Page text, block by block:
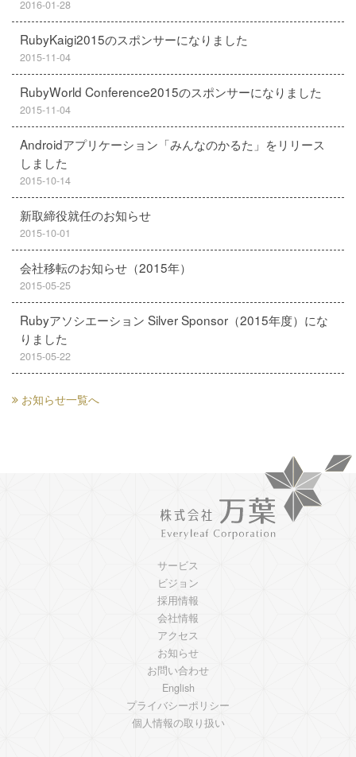
2016-01-28
RubyKaigi2015のスポンサーになりました
2015-11-04
RubyWorld Conference2015のスポンサーになりました
2015-11-04
Androidアプリケーション「みんなのかるた」をリリース
しました
2015-10-14
新取締役就任のお知らせ
2015-10-01
会社移転のお知らせ（2015年）
2015-05-25
Rubyアソシエーション Silver Sponsor（2015年度）にな
りました
2015-05-22
お知らせ一覧へ
サービス
ビジョン
採用情報
会社情報
アクセス
お知らせ
お問い合わせ
English
プライバシーポリシー
個人情報の取り扱い